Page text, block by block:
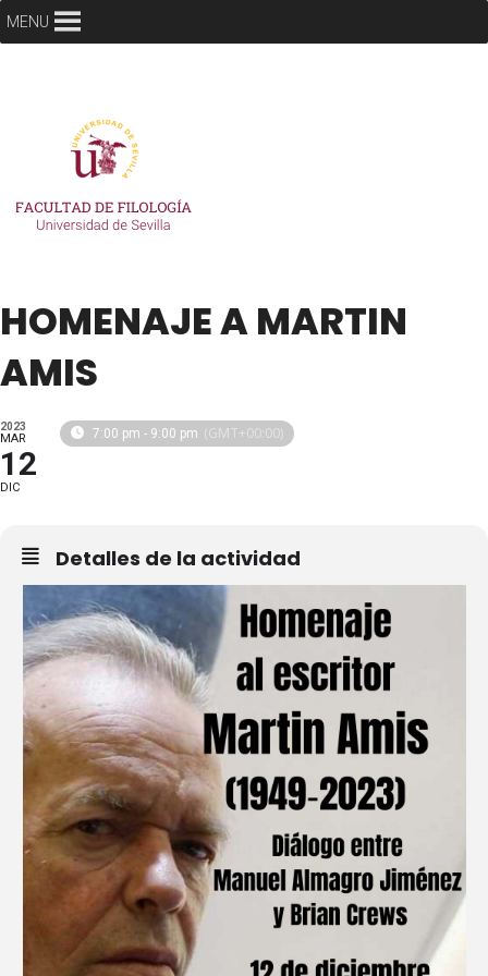
MENU
HOMENAJE A MARTIN
AMIS
2023
MAR
12
DIC
7:00 pm - 9:00 pm (GMT+00:00)
Detalles de la actividad